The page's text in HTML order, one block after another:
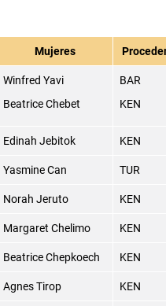
Mujeres
Winfred Yavi
Beatrice Chebet
BAR
KEN
Edinah Jebitok KEN
Yasmine Can TUR
Norah Jeruto KEN
Margaret Chelimo KEN
Beatrice Chepkoech KEN
Agnes Tirop KEN